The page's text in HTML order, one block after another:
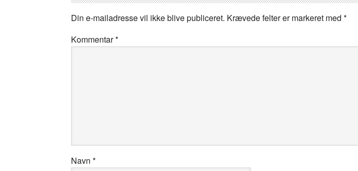
Din e-mailadresse vil ikke blive publiceret. Krævede felter er markeret med *
Kommentar*
Navn *